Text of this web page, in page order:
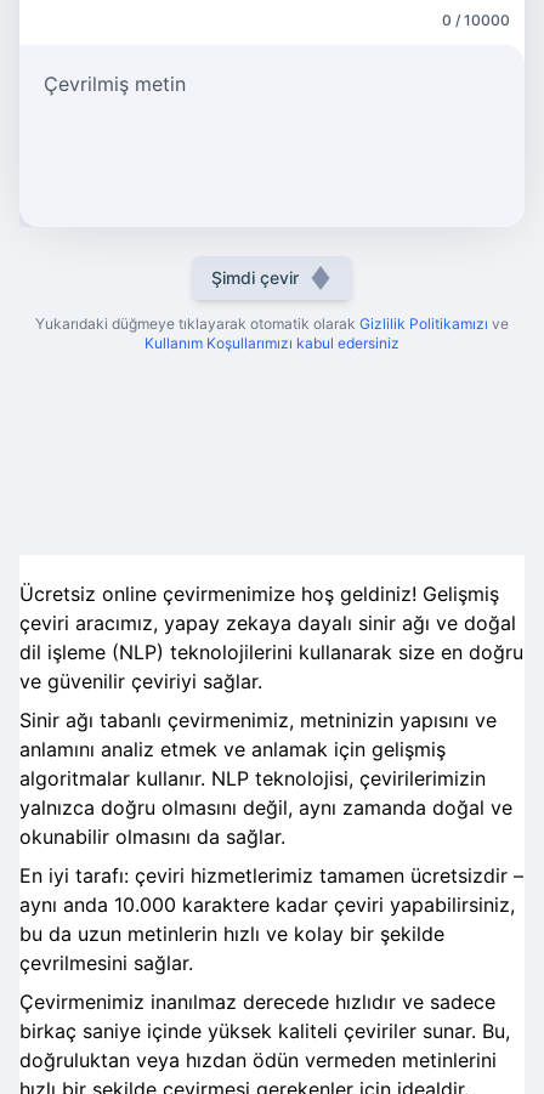
0 / 10000
Çevrilmiş metin
Şimdi çevir
Yukarıdaki düğmeye tıklayarak otomatik olarak Gizlilik Politikamızı ve
Kullanım Koşullarımızı kabul edersiniz
Ücretsiz online çevirmenimize hoş geldiniz! Gelişmiş
çeviri aracımız, yapay zekaya dayalı sinir ağı ve doğal
dil işleme (NLP) teknolojilerini kullanarak size en doğru
ve güvenilir çeviriyi sağlar.
Sinir ağı tabanlı çevirmenimiz, metninizin yapısını ve
anlamını analiz etmek ve anlamak için gelişmiş
algoritmalar kullanır. NLP teknolojisi, çevirilerimizin
yalnızca doğru olmasını değil, aynı zamanda doğal ve
okunabilir olmasını da sağlar.
En iyi tarafı: çeviri hizmetlerimiz tamamen ücretsizdir –
aynı anda 10.000 karaktere kadar çeviri yapabilirsiniz,
bu da uzun metinlerin hızlı ve kolay bir şekilde
çevrilmesini sağlar.
Çevirmenimiz inanılmaz derecede hızlıdır ve sadece
birkaç saniye içinde yüksek kaliteli çeviriler sunar. Bu,
doğruluktan veya hızdan ödün vermeden metinlerini